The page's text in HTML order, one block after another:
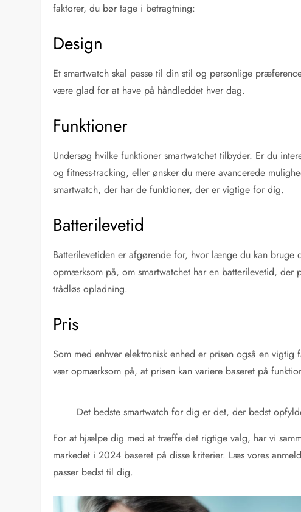
faktorer, du bør tage i betragtning:
Design
Et smartwatch skal passe til din stil og personlige
være glad for at have på håndleddet hver dag.
Funktioner
Undersøg hvilke funktioner smartwatchet tilbyder. Er du
og fitness-tracking, eller ønsker du mere avancerede
smartwatch, der har de funktioner, der er vigtige for dig.
Batterilevetid
Batterilevetiden er afgørende for, hvor længe du kan
opmærksom på, om smartwatchet har en batterilevetid,
trådløs opladning.
Pris
Som med enhver elektronisk enhed er prisen også en
vær opmærksom på, at prisen kan variere baseret på
Det bedste smartwatch for dig er det, der bedst
For at hjælpe dig med at træffe det rigtige valg, har vi
markedet i 2024 baseret på disse kriterier. Læs vores
passer bedst til dig.